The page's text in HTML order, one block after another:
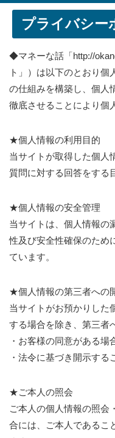
プライバシー
◆マネーな話「http://
ト」）は以下のとおり
の仕組みを構築し、個人
徹底させることにより個
★個人情報の利用目的
当サイトが取得した個人
質問に対する回答をする
★個人情報の安全管理
当サイトは、個人情報の
性及び安全性確保のため
ています。
★個人情報の第三者への
当サイトがお預かりした
する場合を除き、第三者
・お客様の同意がある場
・法令に基づき開示する
★ご本人の照会
ご本人の個人情報の照会
合には、ご本人であるこ